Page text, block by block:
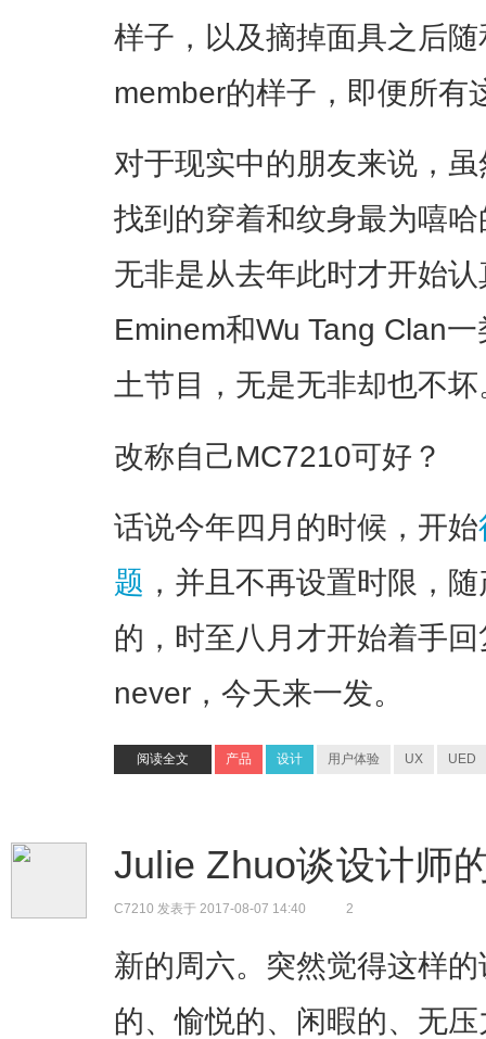
样子，以及摘掉面具之后
member的样子，即便所有
对于现实中的朋友来说，
找到的穿着和纹身最为嘻
无非是从去年此时才开始
Eminem和Wu Tang Clan
土节目，无是无非却也不坏
改称自己MC7210可好？
话说今年四月的时候，开始
题 ，并且不再设置时限，
的，时至八月才开始着手
never，今天来一发。
阅读全文 产品 设计 用户体验 UX UED
Julie Zhuo谈设计师
C7210 发表于 2017-08-07 14:40 2
新的周六。突然觉得这样
的、愉悦的、闲暇的、无